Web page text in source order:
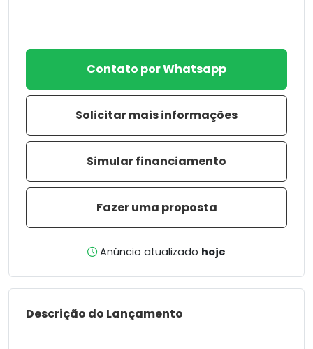
Contato por Whatsapp
Solicitar mais informações
Simular financiamento
Fazer uma proposta
Anúncio atualizado hoje
Descrição do Lançamento